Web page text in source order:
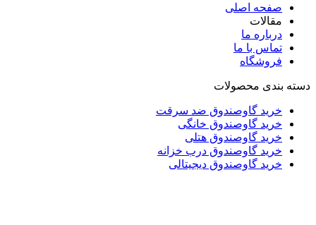
صفحه اصلی
مقالات
درباره ما
تماس با ما
فروشگاه
دسته بندی محصولات
خرید گاوصندوق ضد سرقت
خرید گاوصندوق خانگی
خرید گاوصندوق هتلی
خرید گاوصندوق درب خزانه
خرید گاوصندوق دیجیتالی